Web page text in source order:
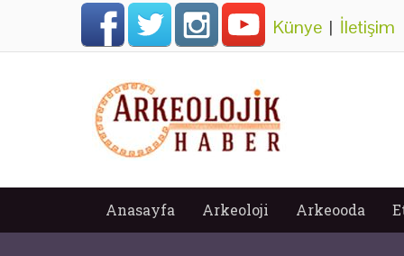
Künye | İletişim
Anasayfa Arkeoloji Arkeooda